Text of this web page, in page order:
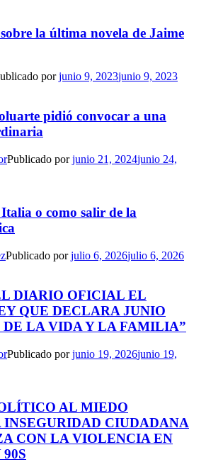
la última novela de Jaime
porjunio 9, 2023junio 9, 2023
pidió convocar a una
Publicado porjunio 21, 2024junio 24,
o como salir de la
Publicado porjulio 6, 2026julio 6, 2026
DIARIO OFICIAL EL
QUE DECLARA JUNIO
DE LA VIDA Y LA FAMILIA”
Publicado porjunio 19, 2026junio 19,
AL MIEDO
CIUDADANA
CON LA VIOLENCIA EN